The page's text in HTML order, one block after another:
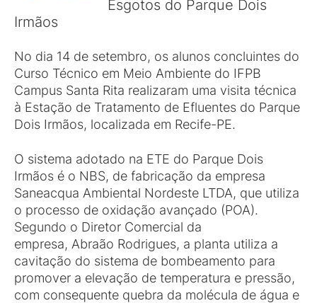
Esgotos do Parque Dois
Irmãos
No dia 14 de setembro, os alunos concluintes do
Curso Técnico em Meio Ambiente do IFPB
Campus Santa Rita realizaram uma visita técnica
à Estação de Tratamento de Efluentes do Parque
Dois Irmãos, localizada em Recife-PE.
O sistema adotado na ETE do Parque Dois
Irmãos é o NBS, de fabricação da empresa
Saneacqua Ambiental Nordeste LTDA, que utiliza
o processo de oxidação avançado (POA).
Segundo o Diretor Comercial da
empresa, Abraão Rodrigues, a planta utiliza a
cavitação do sistema de bombeamento para
promover a elevação de temperatura e pressão,
com consequente quebra da molécula de água e